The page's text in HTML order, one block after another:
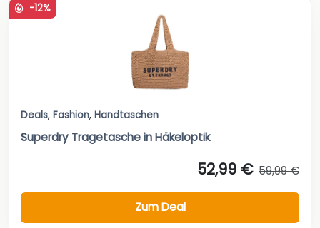
-12%
Deals, Fashion, Handtaschen
Superdry Tragetasche in Häkeloptik
52,99 € 59,99 €
Zum Deal